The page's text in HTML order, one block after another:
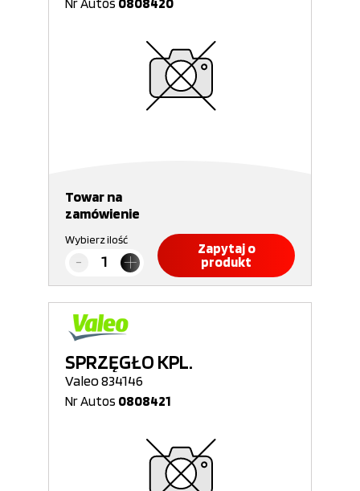
Nr Autos 0808420
Towar na
zamówienie
Wybierz ilość
Zapytaj o
produkt
SPRZĘGŁO KPL.
Valeo 834146
Nr Autos 0808421